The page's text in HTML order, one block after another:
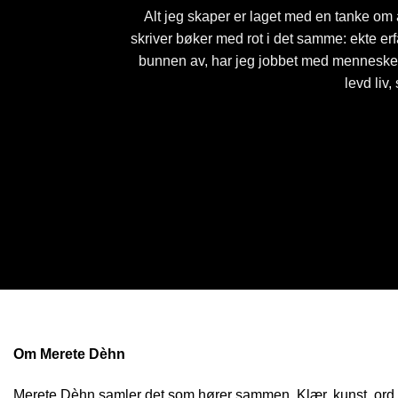
Alt jeg skaper er laget med en tanke
skriver bøker med rot i det samme: ekte
bunnen av, har jeg jobbet med
levd liv,
Om Merete Dèhn
Merete Dèhn samler det som hører sammen. Klær, kunst,